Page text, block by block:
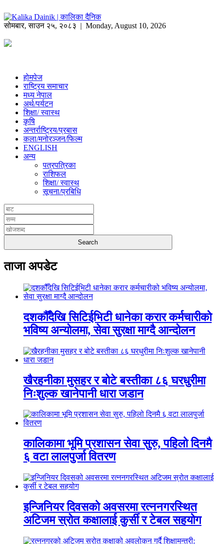
सोमबार,साउन २५, २०८३ | Monday, August 10, 2026
होमपेज
राष्ट्रिय समाचार
मध्य नेपाल
अर्थ/पर्यटन
शिक्षा/ स्वास्थ
कृषि
अन्तर्राष्ट्रिय/प्रबास
कला/मनोरञ्जन/फिल्म
ENGLISH
अन्य
पत्रपत्रिका
राशिफल
शिक्षा/ स्वास्थ
सूचना/प्रबिधि
ताजा अपडेट
दशकौँदेखि सिटिईभिटी धानेका करार कर्मचारीको
भविष्य अन्योलमा, सेवा सुरक्षा माग्दै आन्दोलन
खैरहनीका मुसहर र बोटे बस्तीका ८६ घरधुरीमा
निःशुल्क खानेपानी धारा जडान
कालिकामा भूमि प्रशासन सेवा सुरु, पहिलो दिनमै
६ वटा लालपुर्जा वितरण
इन्जिनियर दिवसको अवसरमा रत्ननगरस्थित
अटिजम स्रोत कक्षालाई कुर्सी र टेबल सहयोग